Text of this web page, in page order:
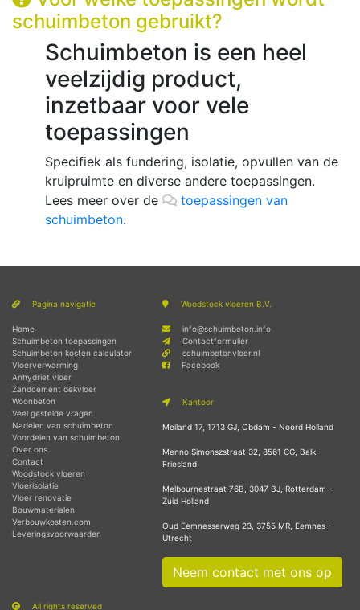
schuimbeton gebruikt?
Schuimbeton is een heel
veelzijdig product,
inzetbaar voor vele
toepassingen
Specifiek als fundering, isolatie, opvullen van de
kruipruimte en diverse andere toepassingen.
Lees meer over de
toepassingen van
schuimbeton.
Pagina navigatie
Home
Schuimbeton toepassingen
Schuimbeton kosten calculator
Vloerverwarming
Anhydriet vloer
Zandcement dekvloer
Woonbeton
Veel gestelde vragen
Nadelen van schuimbeton
Voordelen van schuimbeton
Over ons
Contact
Woodstock vloeren
Vloerisolatie
Vloer renovatie
Bouwmaterialen
Verbouwkosten.com
Leveringsvoorwaarden
Woodstock vloeren B.V.
info@schuimbeton.info
Contactformulier
schuimbetonvloer.nl
Facebook
Kantoor
Meiland 17, 1713 GJ, Obdam - Noord Holland
Menno Simonszstraat 32, 8561 CG, Balk -
Friesland
Melbournestraat 76B, 3047 BJ, Rotterdam -
Zuid Holland
Oud Eemnesserweg 23, 3755 MR, Eemnes -
Utrecht
Neem contact met ons op
All rights reserved